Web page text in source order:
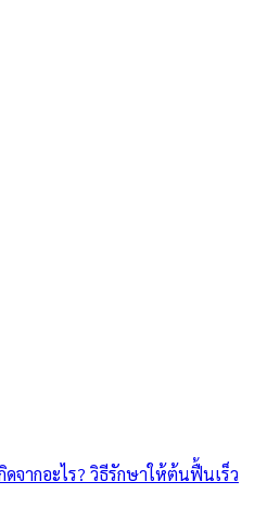
ดจากอะไร? วิธีรักษาให้ต้นฟื้นเร็ว